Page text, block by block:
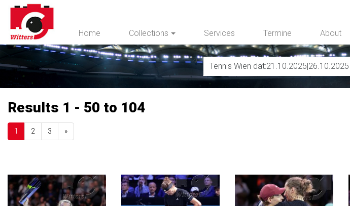
Home Collections Services Termine About
Results 1 - 50 to 104
1 2 3 »Next